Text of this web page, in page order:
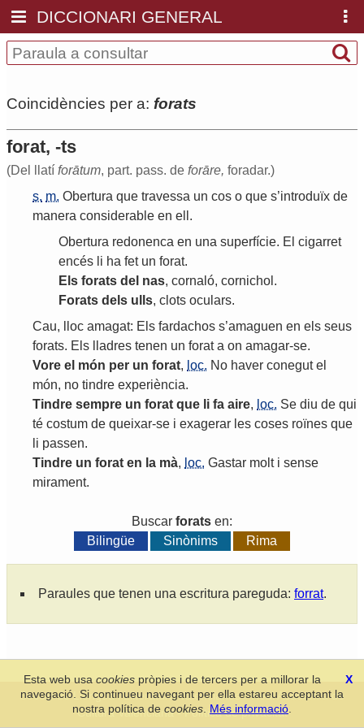
DICCIONARI GENERAL
Coincidències per a: forats
forat, -ts
(Del llatí forātum, part. pass. de forāre, foradar.)
s. m. Obertura que travessa un cos o que s’introduïx de
manera considerable en ell .
Obertura redonenca en una superfície. El cigarret
encés li ha fet un forat.
Els forats del nas, cornaló, cornichol .
Forats dels ulls, clots oculars.
Cau, lloc amagat: Els fardachos s’amaguen en els seus
forats. Els lladres tenen un forat a on amagar-se.
Vore el món per un forat, loc. No haver conegut el
món, no tindre experiència.
Tindre sempre un forat que li fa aire, loc. Se diu de qui
té costum de queixar-se i exagerar les coses roïnes que
li passen.
Tindre un forat en la mà, loc. Gastar molt i sense
mirament.
Buscar forats en:
Bilingüe
Sinònims Rima
Paraules que tenen una escritura pareguda: forrat.
Secció de Llengua i Lliteratura Valencianes-Real Acadèmia de
Cultura Valenciana-Política de privacitat
X
Esta web usacookies pròpies i de tercers per a millorar la
navegació. Si continueu navegant per ella estareu acceptant la
nostra política de cookies Més informació